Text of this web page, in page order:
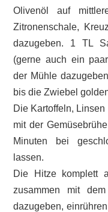
Olivenöl auf
Zitronenschale,
dazugeben. 1 TL
(gerne auch ein
der Mühle
bis die Zwiebel
Die Kartoffeln,
mit der
Minuten bei
lassen.
Die Hitze komplett
zusammen mit
dazugeben,